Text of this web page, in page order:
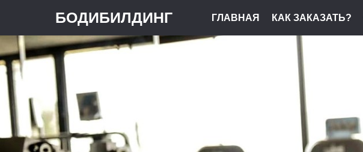
БОДИБИЛДИНГ ГЛАВНАЯ КАК ЗАКАЗАТЬ?